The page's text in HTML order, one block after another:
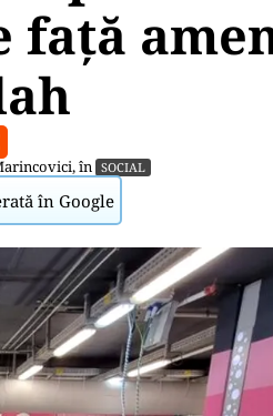
față
, în SOCIAL
în Google